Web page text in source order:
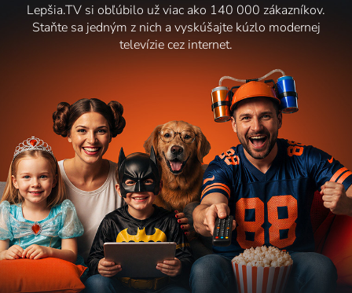
Lepšia.TV si obľúbilo už viac ako 140 000 zákazníkov.
Staňte sa jedným z nich a vyskúšajte kúzlo modernej
televízie cez internet.